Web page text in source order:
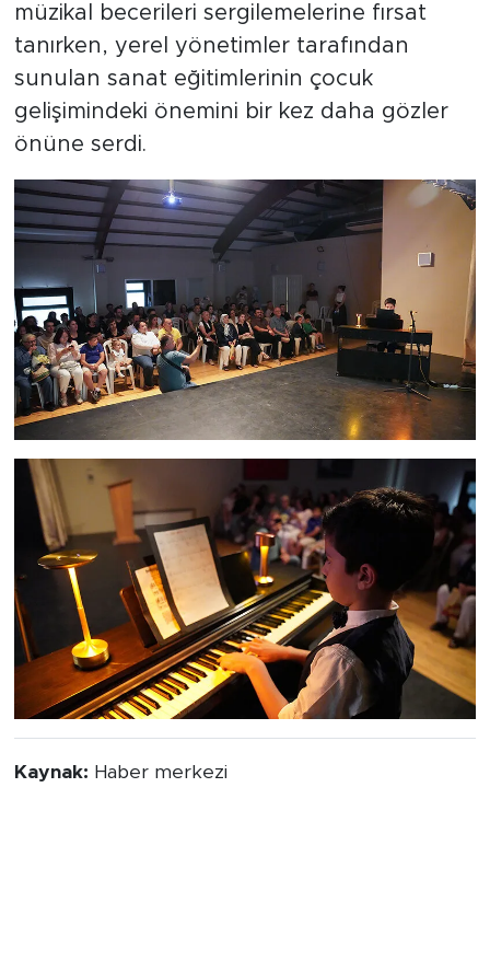
müzikal becerileri sergilemelerine fırsat
tanırken, yerel yönetimler tarafından
sunulan sanat eğitimlerinin çocuk
gelişimindeki önemini bir kez daha gözler
önüne serdi.
Kaynak: Haber merkezi